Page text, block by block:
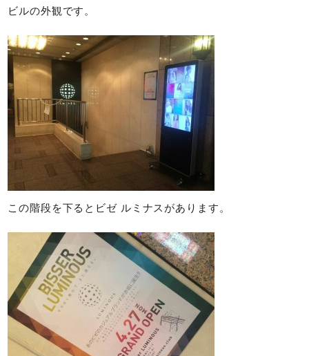
ビルの外観です。
この階段を下るとビゼ ルミナスがあります。